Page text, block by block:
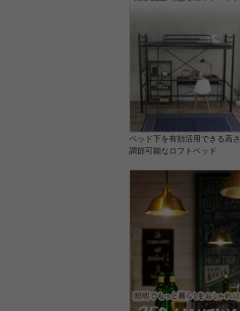
ベッド下を有効活用できる高さ
調節可能なロフトベッド